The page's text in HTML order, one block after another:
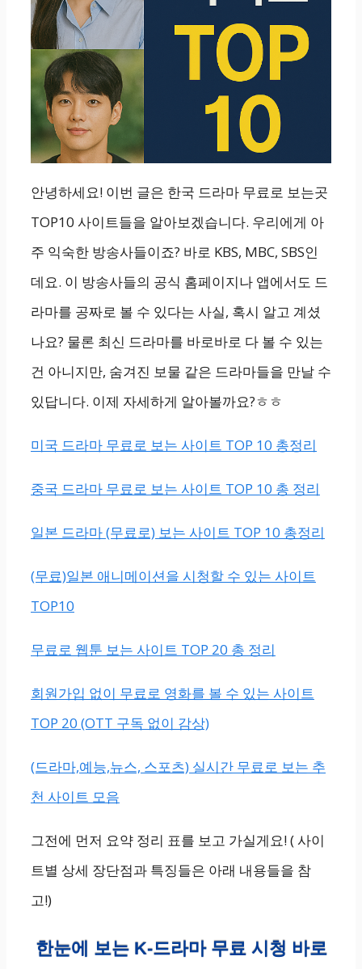
안녕하세요! 이번 글은 한국 드라마 무료로 보는곳
TOP10 사이트들을 알아보겠습니다. 우리에게 아
주 익숙한 방송사들이죠? 바로 KBS, MBC, SBS인
데요. 이 방송사들의 공식 홈페이지나 앱에서도 드
라마를 공짜로 볼 수 있다는 사실, 혹시 알고 계셨
나요? 물론 최신 드라마를 바로바로 다 볼 수 있는
건 아니지만, 숨겨진 보물 같은 드라마들을 만날 수
있답니다. 이제 자세하게 알아볼까요?ㅎㅎ
미국 드라마 무료로 보는 사이트 TOP 10 총정리
중국 드라마 무료로 보는 사이트 TOP 10 총 정리
일본 드라마 (무료로) 보는 사이트 TOP 10 총정리
(무료)일본 애니메이션을 시청할 수 있는 사이트
TOP10
무료로 웹툰 보는 사이트 TOP 20 총 정리
회원가입 없이 무료로 영화를 볼 수 있는 사이트
TOP 20 (OTT 구독 없이 감상)
(드라마,예능,뉴스, 스포츠) 실시간 무료로 보는 추
천 사이트 모음
그전에 먼저 요약 정리 표를 보고 가실게요! ( 사이
트별 상세 장단점과 특징들은 아래 내용들을 참
고!)
한눈에 보는 K-드라마 무료 시청 바로